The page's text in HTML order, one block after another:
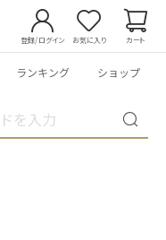
登録/ログイン お気に入り カート
ランキング ショップ